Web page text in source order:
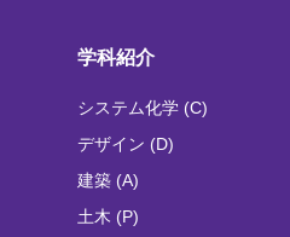
学科紹介
システム化学 (C)
デザイン (D)
建築 (A)
土木 (P)